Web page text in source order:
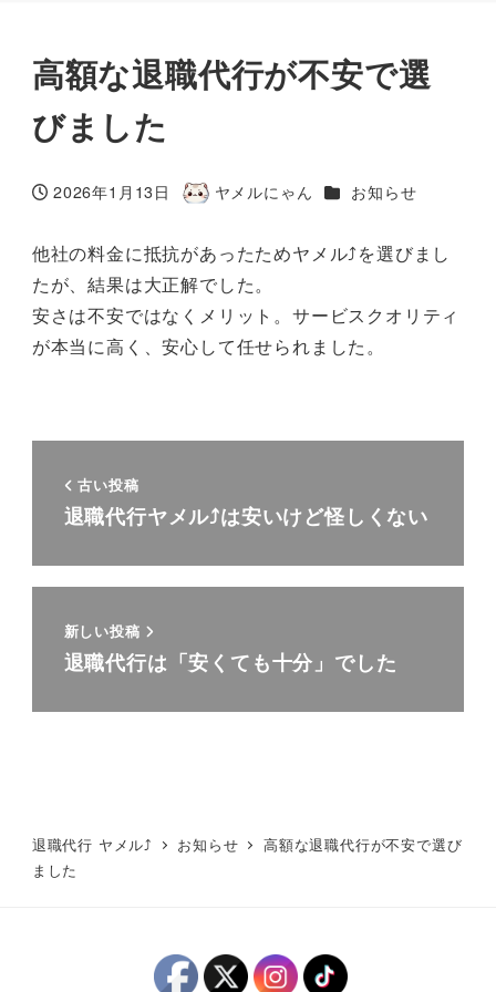
高額な退職代行が不安で選
びました
投稿日
2026年1月13日
著
ヤメルにゃん カテゴリー
お知らせ
他社の料金に抵抗があったためヤメル⤴を選びまし
たが、結果は大正解でした。
安さは不安ではなくメリット。サービスクオリティ
が本当に高く、安心して任せられました。
古い投稿
退職代行ヤメル⤴は安いけど怪しくない
新しい投稿
退職代行は「安くても十分」でした
退職代行 ヤメル⤴ お知らせ
高額な退職代行が不安で選び
ました